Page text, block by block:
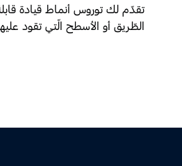
تقدّم لك توروس أنماط قيادة
الطّريق أو الأسطح الّتي تقود